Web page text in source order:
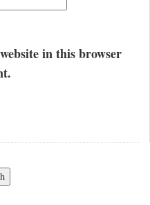
in this browser